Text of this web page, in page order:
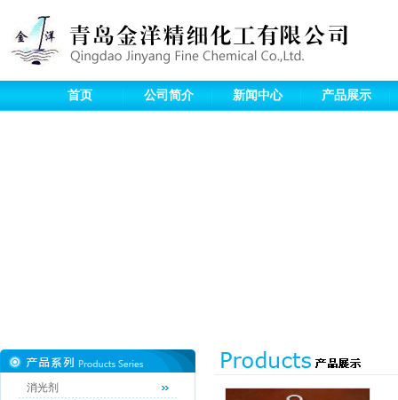
首页 公司简介 新闻中心 产品展示
消光剂